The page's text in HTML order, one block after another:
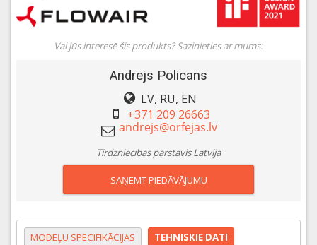
Vai jūs interesē šis produkts? Sazinieties ar mums:
Andrejs Policans
LV, RU, EN
+371 209 26663
Tirdzniecības pārstāvis Latvijā
SAŅEMT PIEDĀVĀJUMU
MODEĻU SPECIFIKĀCIJAS TEHNISKIE DATI